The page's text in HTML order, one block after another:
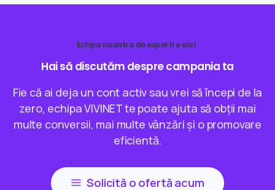
Echpa noastra de experti e aici
Haisă discutăm desprecampania ta
Fie că ai deja un cont activ sau vrei să începi de la
zero, echipa VIVINET te poate ajuta să obții mai
multe conversii, mai multe vânzări și o promovare
eficientă.
Solicită o ofertă acum